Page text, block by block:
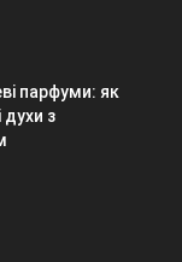
парфуми: як
з